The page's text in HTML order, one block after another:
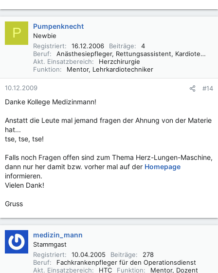
P Pumpenknecht
Newbie
Registriert
16.12.2006 Beiträge
4
Beruf
Anästhesiepfleger, Rettungsassistent, Kardiotechniker
Akt. Einsatzbereich
Herzchirurgie
Funktion
Mentor, Lehrkardiotechniker
10.12.2009 #14
Danke Kollege Medizinmann!
Anstatt die Leute mal jemand fragen der Ahnung von der Materie
hat...
tse, tse, tse!
Falls noch Fragen offen sind zum Thema Herz-Lungen-Maschine,
dann nur her damit bzw. vorher mal auf der Homepage
informieren.
Vielen Dank!
Gruss
medizin_mann
Stammgast
Registriert
10.04.2005 Beiträge
278
Beruf
Fachkrankenpfleger für den Operationsdienst
Akt. Einsatzbereich
HTC Funktion Mentor, Dozent